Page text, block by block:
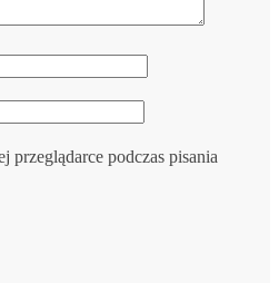
przeglądarce podczas pisania